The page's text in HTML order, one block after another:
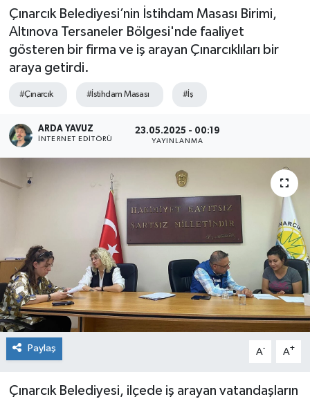
Çınarcık Belediyesi’nin İstihdam Masası Birimi,
Altınova Tersaneler Bölgesi'nde faaliyet
gösteren bir firma ve iş arayan Çınarcıklıları bir
araya getirdi.
#Çınarcık #İstihdam Masası #İş
ARDA YAVUZ
İNTERNET EDITÖRÜ
23.05.2025 - 00:19
YAYINLANMA
Paylaş A- A+
Çınarcık Belediyesi, ilçede iş arayan vatandaşların
SPOR
ULUSAL